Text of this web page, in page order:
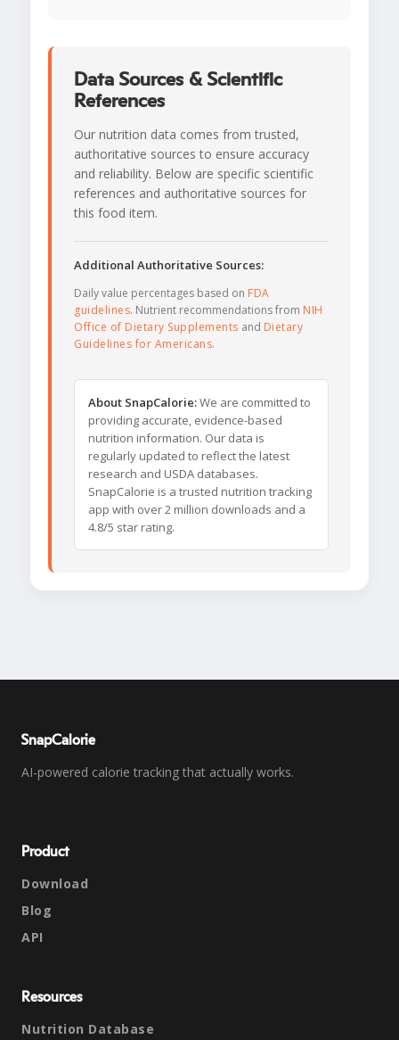
Data Sources & Scientific
References
Our nutrition data comes from trusted,
authoritative sources to ensure accuracy
and reliability. Below are specific scientific
references and authoritative sources for
this food item.
Additional Authoritative Sources:
Daily value percentages based on FDA
guidelines. Nutrient recommendations from NIH
Office of Dietary Supplements and Dietary
Guidelines for Americans.
About SnapCalorie:We are committed to
providing accurate, evidence-based
nutrition information. Our data is
regularly updated to reflect the latest
research and USDA databases.
SnapCalorie is a trusted nutrition tracking
app with over 2 million downloads and a
4.8/5 star rating.
SnapCalorie
AI-powered calorie tracking that actually works.
Product
Download
Blog
API
Resources
Nutrition Database